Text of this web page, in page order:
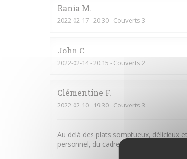
Rania M
2022-02-17- 20:30 - Couverts 3
John C
2022-02-14- 20:15 - Couverts 2
Clémentine F
2022-02-10- 19:30 - Couverts 3
Au delà des plats somptueux, délicieux
personnel, du cadre chaleureux et de